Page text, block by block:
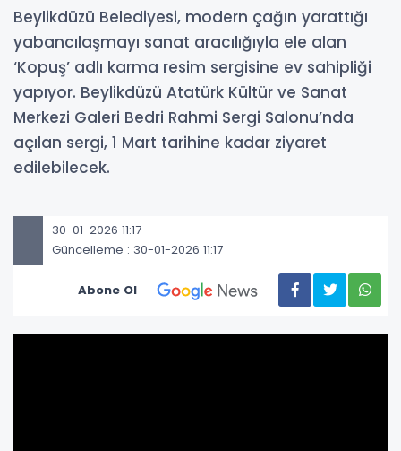
Beylikdüzü Belediyesi, modern çağın yarattığı
yabancılaşmayı sanat aracılığıyla ele alan
‘Kopuş’ adlı karma resim sergisine ev sahipliği
yapıyor. Beylikdüzü Atatürk Kültür ve Sanat
Merkezi Galeri Bedri Rahmi Sergi Salonu’nda
açılan sergi, 1 Mart tarihine kadar ziyaret
edilebilecek.
30-01-2026 11:17
Güncelleme : 30-01-2026 11:17
Abone Ol